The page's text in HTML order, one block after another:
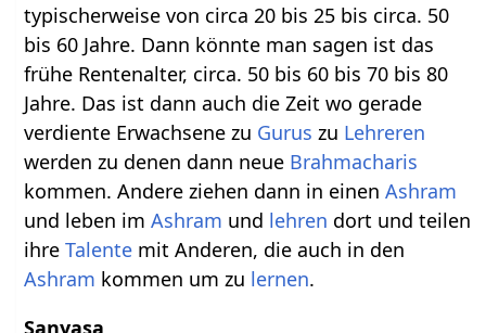
typischerweise von circa 20 bis 25 bis circa. 50
bis 60 Jahre. Dann könnte man sagen ist das
frühe Rentenalter, circa. 50 bis 60 bis 70 bis 80
Jahre. Das ist dann auch die Zeit wo gerade
verdiente Erwachsene zu Gurus zu Lehreren
werden zu denen dann neue Brahmacharis
kommen. Andere ziehen dann in einenAshram
und leben imAshram und lehren dort und teilen
ihreTalente mit Anderen, die auch in den
Ashram kommen um zu lernen.
Sanyasa